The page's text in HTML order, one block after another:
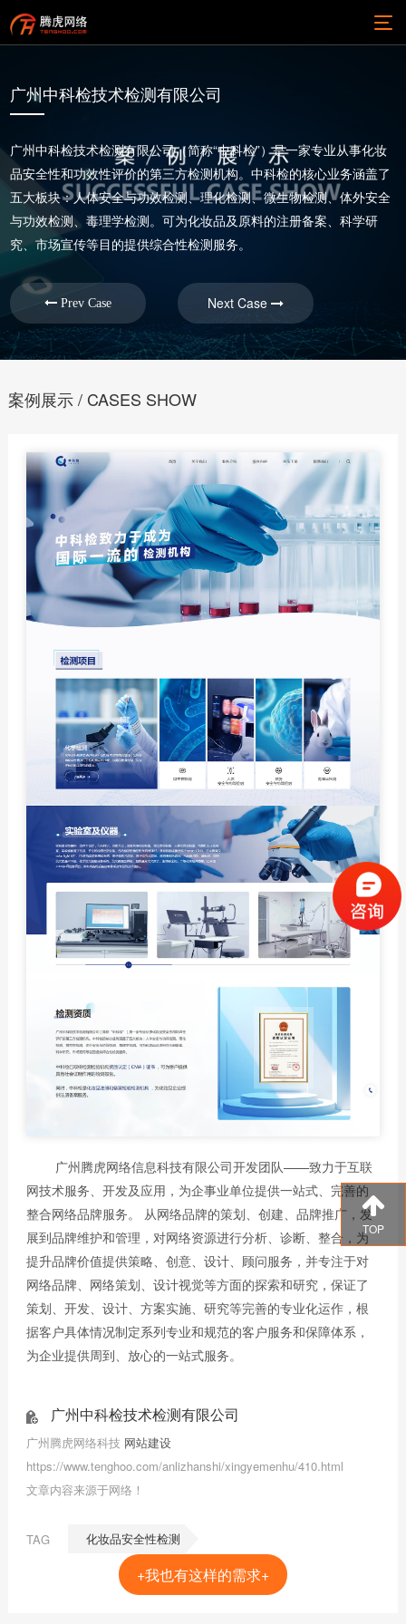
TOP
广州中科检技术检测有限公司
广州中科检技术检测有限公司（简称“中科检”）是一家专业从事化妆
品安全性和功效性评价的第三方检测机构。中科检的核心业务涵盖了
五大板块：人体安全与功效检测、理化检测、微生物检测、体外安全
与功效检测、毒理学检测。可为化妆品及原料的注册备案、科学研
究、市场宣传等目的提供综合性检测服务。
Prev Case Next Case
案例展示 / CASES SHOW
广州腾虎网络信息科技有限公司开发团队——致力于互联
网技术服务、开发及应用，为企事业单位提供一站式、完善的
整合网络品牌服务。 从网络品牌的策划、创建、品牌推广，发
展到品牌维护和管理，对网络资源进行分析、诊断、整合，为
提升品牌价值提供策略、创意、设计、顾问服务，并专注于对
网络品牌、网络策划、设计视觉等方面的探索和研究，保证了
策划、开发、设计、方案实施、研究等完善的专业化运作，根
据客户具体情况制定系列专业和规范的客户服务和保障体系，
为企业提供周到、放心的一站式服务。
广州中科检技术检测有限公司
广州腾虎网络科技 网站建设
https://www.tenghoo.com/anlizhanshi/xingyemenhu/410.html
文章内容来源于网络！
TAG 化妆品安全性检测
+我也有这样的需求+